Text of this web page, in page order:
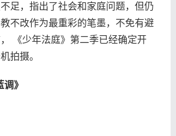
足，指出了社会和家庭问题，但仍
不改作为最重彩的笔墨，不免有避
《少年法庭》第二季已经确定开
拍摄。
》